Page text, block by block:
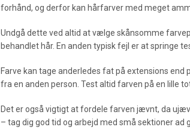
forhånd, og derfor kan hårfarver med meget
Undgå dette ved altid at vælge skånsomme
behandlet hår. En anden typisk fejl er at springe
Farve kan tage anderledes fat på extensions
fra en anden person. Test altid farven på en lille
Det er også vigtigt at fordele farven jævnt, da
– tag dig god tid og arbejd med små sektioner